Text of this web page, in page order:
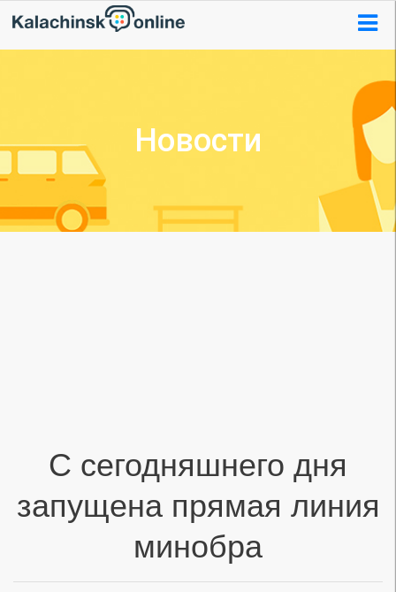
Новости
С сегодняшнего дня
запущена прямая линия
минобра